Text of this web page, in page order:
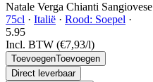
Natale Verga Chianti Sangiovese
75cl · Italië · Rood: Soepel ·
5.95
Incl. BTW (€7,93/l)
ToevoegenToevoegen
Direct leverbaar